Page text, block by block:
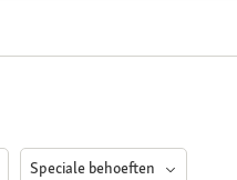
Speciale behoeften